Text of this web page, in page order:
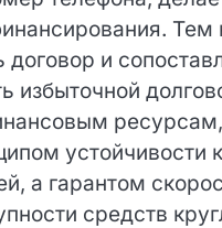
СБП в
получить
телефона,
и
ресурсам,